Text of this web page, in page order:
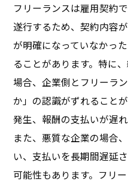
フリーランスは雇用契約
遂行するため、契約内容
が明確になっていなかっ
ることがあります。特に
場合、企業側とフリーラ
か」の認識がずれること
発生、報酬の支払いが遅
また、悪質な企業の場合
い、支払いを長期間遅延
可能性もあります。フリ